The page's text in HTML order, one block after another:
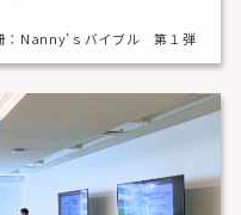
：Nanny’ｓバイブル 第１弾